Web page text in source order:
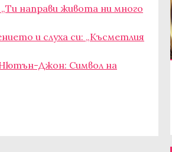
направи живота ни много
и слуха си: „Късметлия
Джон: Символ на